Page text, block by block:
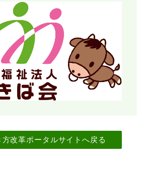
改革ポータルサイトへ戻る